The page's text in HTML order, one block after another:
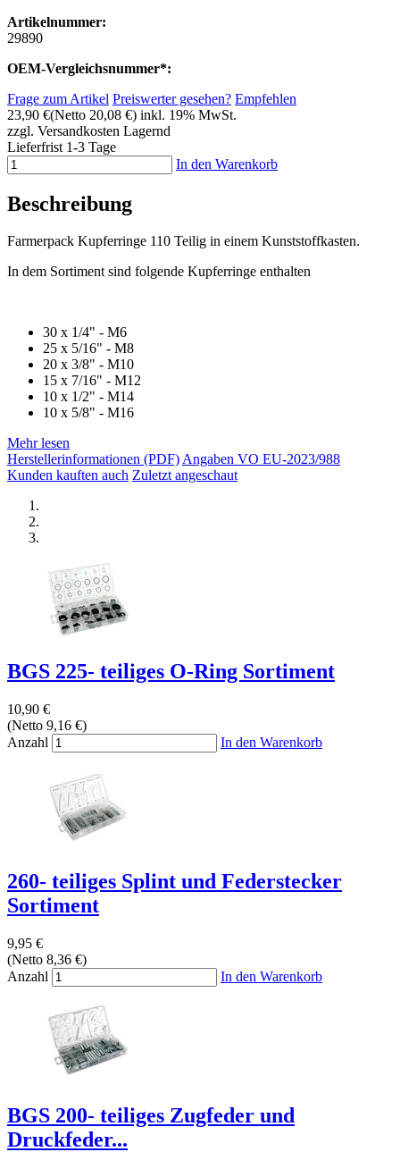
Artikelnummer:
29890
OEM-Vergleichsnummer*:
Frage zum Artikel Preiswerter gesehen? Empfehlen
23,90 €(Netto 20,08 €) inkl. 19% MwSt.
zzgl. Versandkosten Lagernd
Lieferfrist 1-3 Tage
In den Warenkorb
Beschreibung
Farmerpack Kupferringe 110 Teilig in einem Kunststoffkasten.
In dem Sortiment sind folgende Kupferringe enthalten
30 x 1/4" - M6
25 x 5/16" - M8
20 x 3/8" - M10
15 x 7/16" - M12
10 x 1/2" - M14
10 x 5/8" - M16
Mehr lesen
Herstellerinformationen (PDF)Angaben VO EU-2023/988
Kunden kauften auch Zuletzt angeschaut
BGS 225- teiliges O-Ring Sortiment
10,90 €
(Netto 9,16 €)
Anzahl
In den Warenkorb
260- teiliges Splint und Federstecker
Sortiment
9,95 €
(Netto 8,36 €)
Anzahl
In den Warenkorb
BGS 200- teiliges Zugfeder und
Druckfeder...